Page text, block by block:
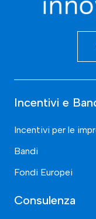
Incentivi e
Incentivi per le
Bandi
Fondi Europei
Consulenza